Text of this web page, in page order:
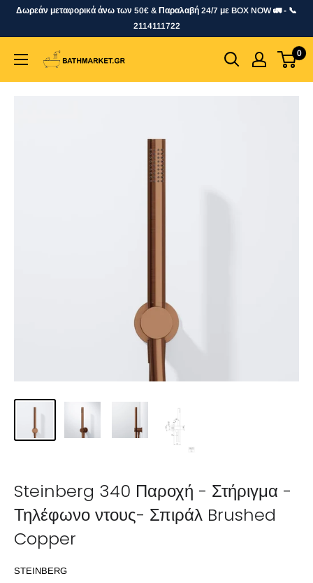
SkipΔωρεάν μεταφορικά άνω των 50€ & Παραλαβή 24/7 με BOX NOW 🚛 - 📞
2114111722
bathmarket.gr 0
Steinberg 340 Παροχή - Στήριγμα -
Τηλέφωνο ντους- Σπιράλ Brushed
Copper
STEINBERG